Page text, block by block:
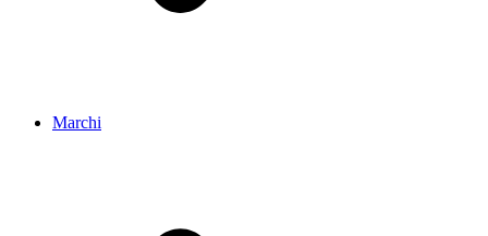
Marchi